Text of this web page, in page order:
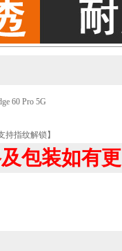
60 Pro 5G
指纹解锁】
及包装如有